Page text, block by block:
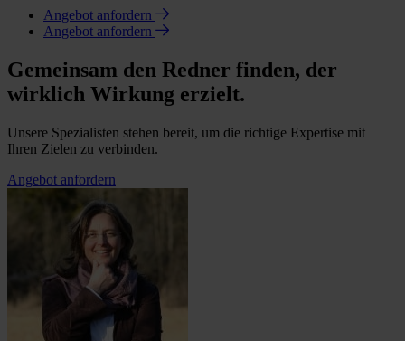
Angebot anfordern
Angebot anfordern
Gemeinsam den Redner finden, der
wirklich Wirkung erzielt.
Unsere Spezialisten stehen bereit, um die richtige Expertise mit
Ihren Zielen zu verbinden.
Angebot anfordern